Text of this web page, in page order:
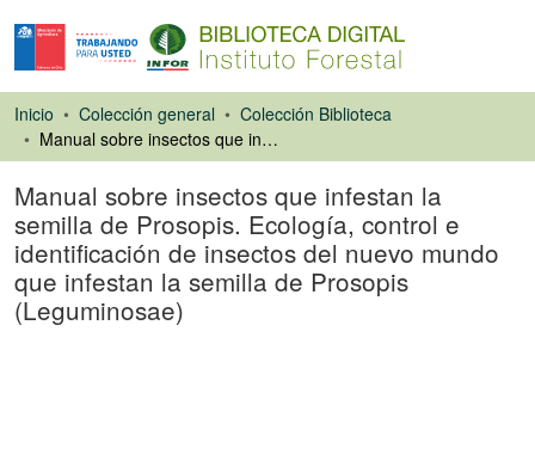
Inicio Colección general
Colección Biblioteca
Manual sobre insectos que infestan la semilla de Prosopis. Ecología, control e identificación de insectos del nuevo mundo que infestan la semilla de Prosopis (Leguminosae)
Manual sobre insectos que infestan la
semilla de Prosopis. Ecología, control e
identificación de insectos del nuevo mundo
que infestan la semilla de Prosopis
(Leguminosae)